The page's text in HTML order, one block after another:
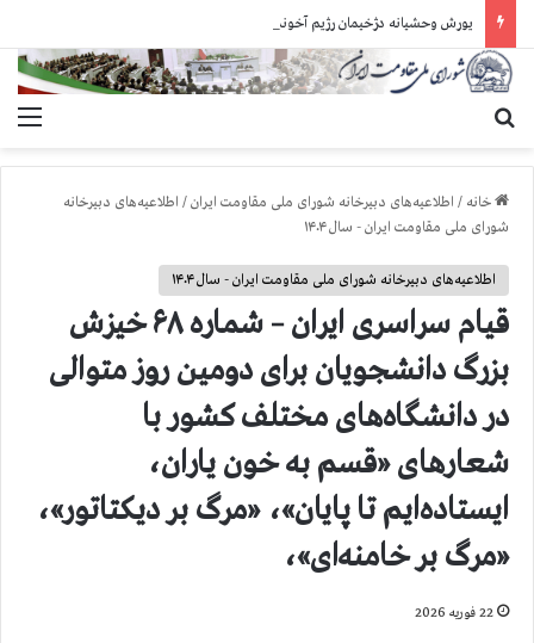
خانه / اطلاعیه‌های دبیرخانه شورای ملی مقاومت ایران/ اطلاعیه‌های دبیرخانه
شورای ملی مقاومت ایران - سال ۱۴۰۴
اطلاعیه‌های دبیرخانه شورای ملی مقاومت ایران - سال ۱۴۰۴
قیام سراسری ایران – شماره ۶۸ خیزش
بزرگ دانشجویان برای دومین روز متوالی
در دانشگاه‌های مختلف کشور با
شعارهای «قسم به خون یاران،
ایستاده‌ایم تا پایان»، «مرگ بر دیکتاتور»،
«مرگ بر خامنه‌ای»،
22 فوریه 2026